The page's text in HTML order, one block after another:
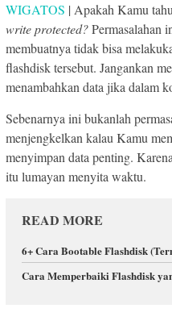
WIGATOS | Apakah Kamu
write protected?Permasalahan
membuatnya tidak bisa
flashdisk tersebut. Jangankan
menambahkan data jika dalam
Sebenarnya ini bukanlah
menjengkelkan kalau Kamu
menyimpan data penting.
itu lumayan menyita waktu.
READ MORE
6+ Cara Bootable Flashdisk
Cara Memperbaiki Flashdisk